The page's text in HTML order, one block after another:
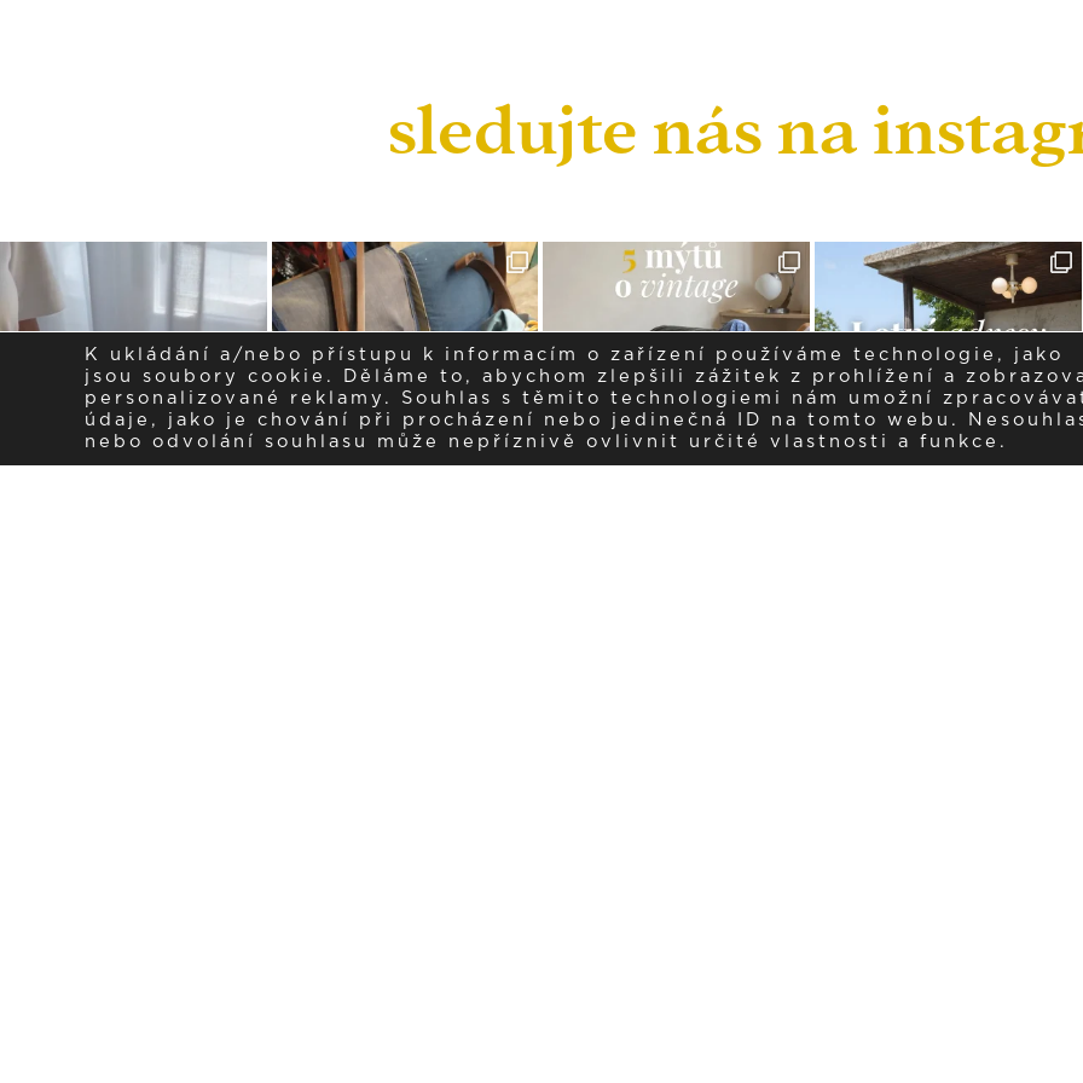
sledujte nás na
K ukládání a/nebo přístupu k informacím o zařízení používáme technologie, jako
jsou soubory cookie. Děláme to, abychom zlepšili zážitek z prohlížení a
personalizované reklamy. Souhlas s těmito technologiemi nám umožní
údaje, jako je chování při procházení nebo jedinečná ID na tomto webu.
nebo odvolání souhlasu může nepříznivě ovlivnit určité vlastnosti a funkce.